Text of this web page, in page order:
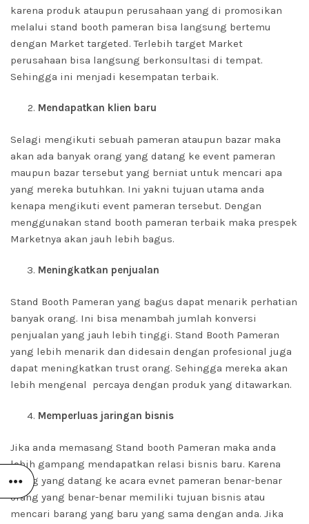
karena produk ataupun perusahaan yang di promosikan
melalui stand booth pameran bisa langsung bertemu
dengan Market targeted. Terlebih target Market
perusahaan bisa langsung berkonsultasi di tempat.
Sehingga ini menjadi kesempatan terbaik.
Mendapatkan klien baru
Selagi mengikuti sebuah pameran ataupun bazar maka
akan ada banyak orang yang datang ke event pameran
maupun bazar tersebut yang berniat untuk mencari apa
yang mereka butuhkan. Ini yakni tujuan utama anda
kenapa mengikuti event pameran tersebut. Dengan
menggunakan stand booth pameran terbaik maka prespek
Marketnya akan jauh lebih bagus.
Meningkatkan penjualan
Stand Booth Pameran yang bagus dapat menarik perhatian
banyak orang. Ini bisa menambah jumlah konversi
penjualan yang jauh lebih tinggi. Stand Booth Pameran
yang lebih menarik dan didesain dengan profesional juga
dapat meningkatkan trust orang. Sehingga mereka akan
lebih mengenal percaya dengan produk yang ditawarkan.
Memperluas jaringan bisnis
Jika anda memasang Stand booth Pameran maka anda
lebih gampang mendapatkan relasi bisnis baru. Karena
orang yang datang ke acara evnet pameran benar-benar
orang yang benar-benar memiliki tujuan bisnis atau
mencari barang yang baru yang sama dengan anda. Jika